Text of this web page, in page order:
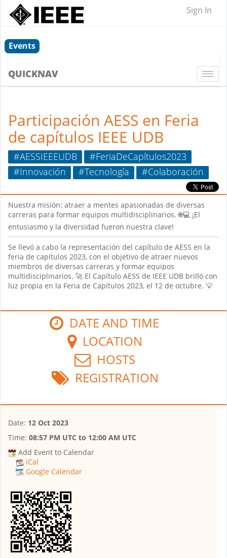
Sign In
Events
QUICKNAV
Participación AESS en Feria
de capítulos IEEE UDB
#AESSIEEEUDB
#FeriaDeCapítulos2023
#Innovación
#Tecnología #Colaboración
Nuestra misión: atraer a mentes apasionadas de diversas
carreras para formar equipos multidisciplinarios. 🌐💻 ¡El
entusiasmo y la diversidad fueron nuestra clave!
Se llevó a cabo la representación del capítulo de AESS en la
feria de capítulos 2023, con el objetivo de atraer nuevos
miembros de diversas carreras y formar equipos
multidisciplinarios. 🚀 El Capítulo AESS de IEEE UDB brilló con
luz propia en la Feria de Capítulos 2023, el 12 de octubre. 💡
DATE AND TIME
LOCATION
HOSTS
REGISTRATION
Date: 12 Oct 2023
Time: 08:57 PM UTC to 12:00 AM UTC
Add Event to Calendar
iCal
Google Calendar